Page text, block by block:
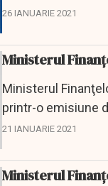
asumat de
26 IANUARIE 2021
Ministerul
Ministerul
printr-o emisiune
de luni, la un...
21 IANUARIE 2021
Ministerul